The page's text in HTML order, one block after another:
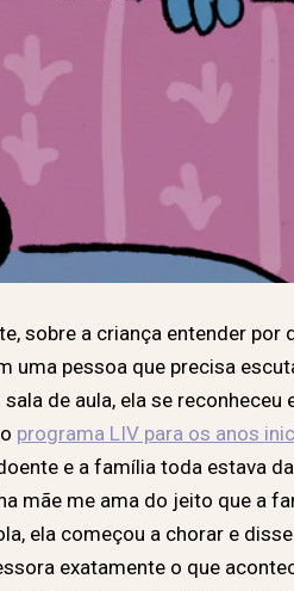
sobre a criança entender
pessoa que precisa
de aula, ela se
programa LIV para os anos
e a família toda estava
mãe me ama do jeito que a
ela começou a chorar e
exatamente o que